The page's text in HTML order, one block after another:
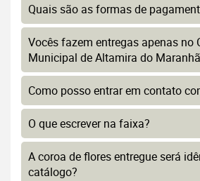
Quais são as formas de
Vocês fazem entregas apenas no
Municipal de Altamira do
Como posso entrar em contato
O que escrever na faixa?
A coroa de flores entregue será
catálogo?